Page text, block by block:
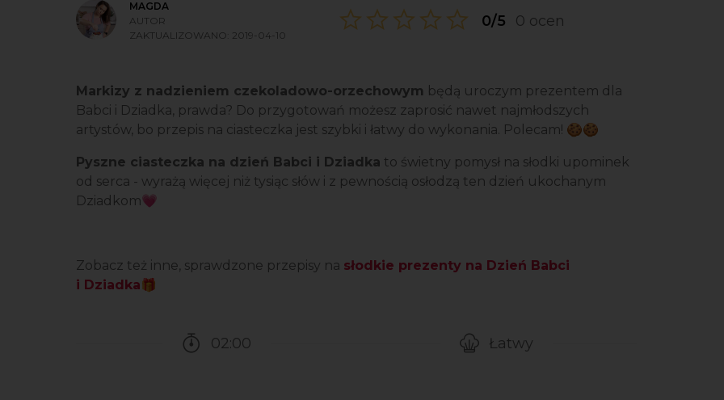
MAGDA
AUTOR
ZAKTUALIZOWANO: 2019-04-10
0/5 0 ocen
Markizy z nadzieniem czekoladowo-orzechowym będą uroczym prezentem dla
Babci i Dziadka, prawda? Do przygotowań możesz zaprosić nawet najmłodszych
artystów, bo przepis na ciasteczka jest szybki i łatwy do wykonania. Polecam! 🍪🍪
Pyszne ciasteczka na dzień Babci i Dziadka to świetny pomysł na słodki upominek
od serca - wyrażą więcej niż tysiąc słów i z pewnością osłodzą ten dzień ukochanym
Dziadkom💗
Zobacz też inne, sprawdzone przepisy na słodkie prezenty na Dzień Babci
i Dziadka🎁
02:00
Łatwy